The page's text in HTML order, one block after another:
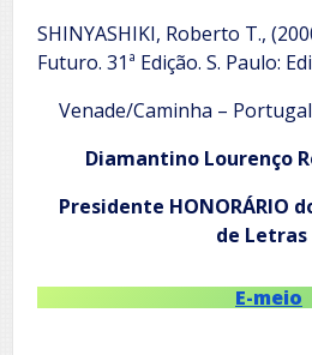
SHINYASHIKI, Roberto T.,
Futuro. 31ª Edição. S. Paulo:
Venade/Caminha –
Diamantino Lourenço
Presidente HONORÁRIO
de
E-meio